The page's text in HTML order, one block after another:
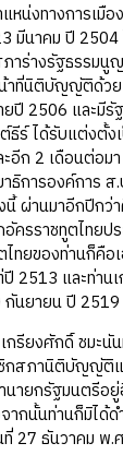
แหน่งทางการเ
มีนาคม ปี
าร่างรัฐธรรม
าที่นิติบัญญัติด้ว
ปี 2506 และมีรั
ร์ ได้รับแต่งตั้ง
อีก 2 เดือนต่อม
ธิการองค์การ
ผ่านมาอีกปีกว่
ครราชทูตไทยป
ทยของท่านก็คือ
2513 และท่าน
นยายน ปี
กรียงศักดิ์ ชมะ
กสภานิติบัญญัติแ
นายกรัฐมนตรีอ
ากนั้นท่านก็มิได้
27 ธันวาคม พ.